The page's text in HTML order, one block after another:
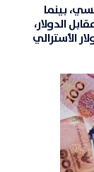
بينما
الخارجي بنسبة طفيفة 0.1% مقابل الدولار،
الأسترالي